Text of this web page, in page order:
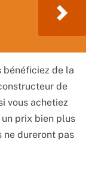
bénéficiez de la
de
vous achetiez
prix bien plus
ne dureront pas